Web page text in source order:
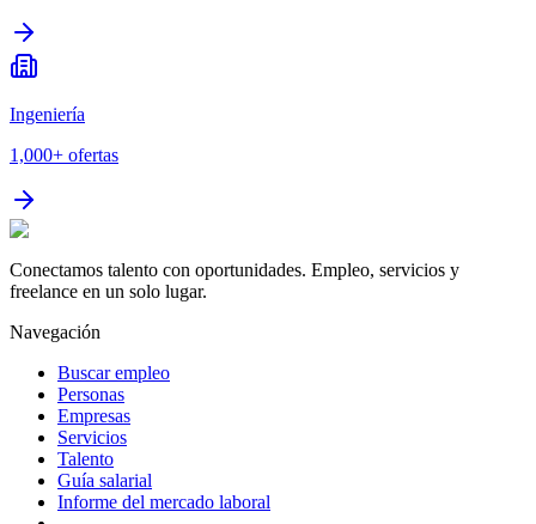
Ingeniería
1,000+ ofertas
Conectamos talento con oportunidades. Empleo, servicios y
freelance en un solo lugar.
Navegación
Buscar empleo
Personas
Empresas
Servicios
Talento
Guía salarial
Informe del mercado laboral